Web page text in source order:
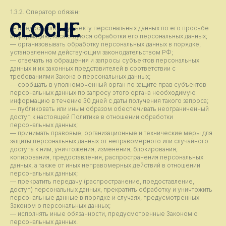
1.3.2. Оператор обязан:
— предоставлять субъекту персональных данных по его просьбе
информацию, касающуюся обработки его персональных данных;
— организовывать обработку персональных данных в порядке,
установленном действующим законодательством РФ;
— отвечать на обращения и запросы субъектов персональных
данных и их законных представителей в соответствии с
требованиями Закона о персональных данных;
— сообщать в уполномоченный орган по защите прав субъектов
персональных данных по запросу этого органа необходимую
информацию в течение 30 дней с даты получения такого запроса;
— публиковать или иным образом обеспечивать неограниченный
доступ к настоящей Политике в отношении обработки
персональных данных;
— принимать правовые, организационные и технические меры для
защиты персональных данных от неправомерного или случайного
доступа к ним, уничтожения, изменения, блокирования,
копирования, предоставления, распространения персональных
данных, а также от иных неправомерных действий в отношении
персональных данных;
— прекратить передачу (распространение, предоставление,
доступ) персональных данных, прекратить обработку и уничтожить
персональные данные в порядке и случаях, предусмотренных
Законом о персональных данных;
— исполнять иные обязанности, предусмотренные Законом о
персональных данных.